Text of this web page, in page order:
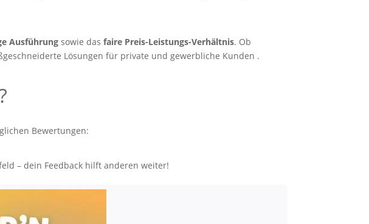
Ausführung sowie dasfaire Preis-Leistungs-Verhältnis. Ob
Lösungen für private und gewerbliche Kunden .
Bewertungen:
– dein Feedback hilft anderen weiter!